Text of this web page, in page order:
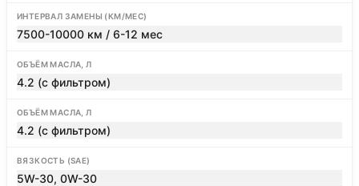
ИНТЕРВАЛ ЗАМЕНЫ (КМ/МЕС)
7500-10000 км / 6-12 мес
ОБЪЁМ МАСЛА, Л
4.2 (с фильтром)
ОБЪЁМ МАСЛА, Л
4.2 (с фильтром)
ВЯЗКОСТЬ (SAE)
5W-30, 0W-30